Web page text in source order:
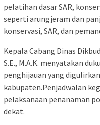
pelatihan dasar SAR,
seperti arungjeram dan
konservasi, SAR, dan
Kepala Cabang Dinas
S.E., M.A.K. menyatakan
penghijauan yang
kabupaten.Penjadwalan
pelaksanaan penanaman
dekat.